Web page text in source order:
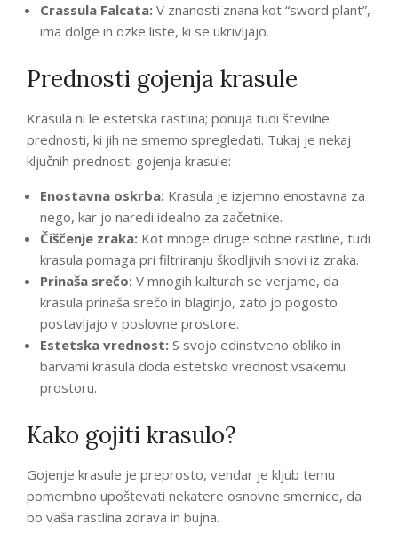
Crassula Falcata: V znanosti znana kot “sword plant”,
ima dolge in ozke liste, ki se ukrivljajo.
Prednosti gojenja krasule
Krasula ni le estetska rastlina; ponuja tudi številne
prednosti, ki jih ne smemo spregledati. Tukaj je nekaj
ključnih prednosti gojenja krasule:
Enostavna oskrba: Krasula je izjemno enostavna za
nego, kar jo naredi idealno za začetnike.
Čiščenje zraka: Kot mnoge druge sobne rastline, tudi
krasula pomaga pri filtriranju škodljivih snovi iz zraka.
Prinaša srečo: V mnogih kulturah se verjame, da
krasula prinaša srečo in blaginjo, zato jo pogosto
postavljajo v poslovne prostore.
Estetska vrednost: S svojo edinstveno obliko in
barvami krasula doda estetsko vrednost vsakemu
prostoru.
Kako gojiti krasulo?
Gojenje krasule je preprosto, vendar je kljub temu
pomembno upoštevati nekatere osnovne smernice, da
bo vaša rastlina zdrava in bujna.